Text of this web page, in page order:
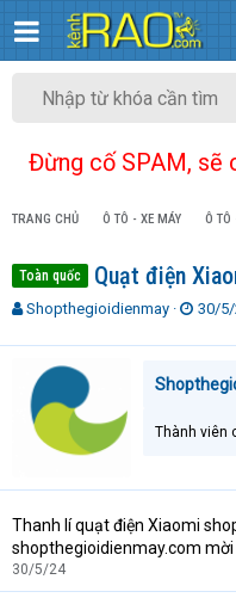
Đừng cố SPAM, sẽ
TRANG CHỦ Ô TÔ - XE MÁY Ô TÔ
Toàn quốc Quạt điện
T
r
a
d
t
e
r
Shopthegioidienmay
N
à
y
g
30/
Thành viên
Thanh lí quạt điện Xiaomi
shopthegioidienmay.com
30/5/24